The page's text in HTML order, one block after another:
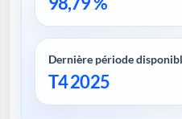
Dernière période
T4 2025